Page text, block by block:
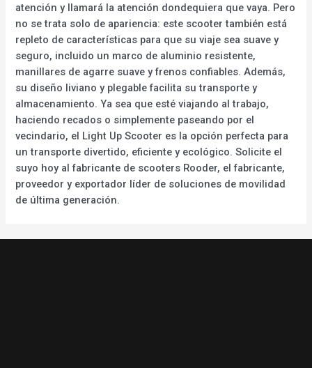
atención y llamará la atención dondequiera que vaya. Pero
no se trata solo de apariencia: este scooter también está
repleto de características para que su viaje sea suave y
seguro, incluido un marco de aluminio resistente,
manillares de agarre suave y frenos confiables. Además,
su diseño liviano y plegable facilita su transporte y
almacenamiento. Ya sea que esté viajando al trabajo,
haciendo recados o simplemente paseando por el
vecindario, el Light Up Scooter es la opción perfecta para
un transporte divertido, eficiente y ecológico. Solicite el
suyo hoy al fabricante de scooters Rooder, el fabricante,
proveedor y exportador líder de soluciones de movilidad
de última generación.